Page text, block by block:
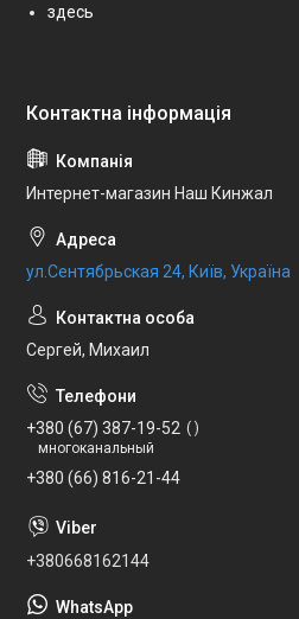
здесь
Интернет-магазин Наш Кинжал
ул.Сентябрьская 24, Київ, Україна
Сергей, Михаил
+380 (67) 387-19-52
многоканальный
+380 (66) 816-21-44
+380668162144